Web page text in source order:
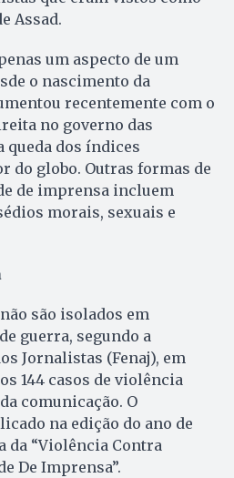
Assad.
um aspecto de um
o nascimento da
recentemente com o
no governo das
queda dos índices
do globo. Outras formas de
de imprensa incluem
morais, sexuais e
são isolados em
guerra, segundo a
Jornalistas (Fenaj), em
144 casos de violência
comunicação. O
na edição do ano de
da “Violência Contra
De Imprensa”.